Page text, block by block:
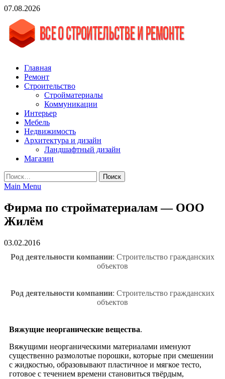
Skip
content
07.08.2026
vgasa.ru
Строительный журнал. Всё о строительстве и ремонтах
Главная
Ремонт
Строительство
Стройматериалы
Коммуникации
Интерьер
Мебель
Недвижимость
Архитектура и дизайн
Ландшафтный дизайн
Магазин
Найти:
Main Menu
Фирма по стройматериалам — ООО
Жилём
03.02.2016
Род деятельности компании: Строительство гражданских
объектов
Род деятельности компании: Строительство гражданских
объектов
Вяжущие неорганические вещества.
Вяжущими неорганическими материалами именуют
существенно размолотые порошки, которые при смешении
с жидкостью, образовывают пластичное и мягкое тесто,
готовое с течением времени становиться твёрдым,